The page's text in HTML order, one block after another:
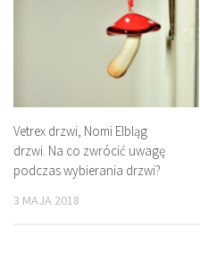
Vetrex drzwi, Nomi Elbląg
drzwi. Na co zwrócić uwagę
podczas wybierania drzwi?
3 MAJA 2018